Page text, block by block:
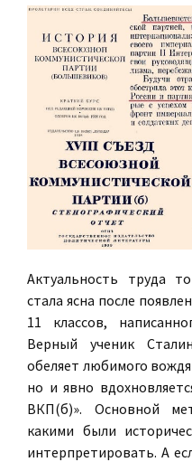
Актуальность труда
стала ясна после
11 классов,
Верный ученик
обеляет любимого
но и явно
ВКП(б)». Основной
какими были
интерпретировать. А